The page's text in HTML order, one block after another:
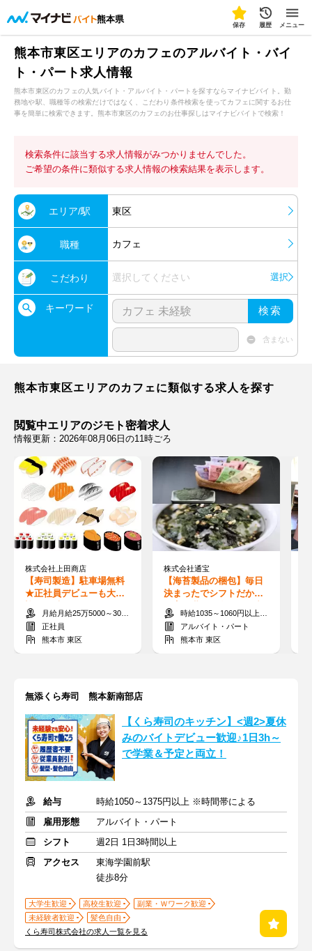
熊本県
保存 履歴 メニュー
熊本市東区エリアのカフェのアルバイト・バイ
ト・パート求人情報
熊本市東区のカフェの人気バイト・アルバイト・パートを探すならマイナビバイト。勤
務地や駅、職種等の検索だけではなく、こだわり条件検索を使ってカフェに関するお仕
事を簡単に検索できます。熊本市東区のカフェのお仕事探しはマイナビバイトで検索！
検索条件に該当する求人情報がみつかりませんでした。
ご希望の条件に類似する求人情報の検索結果を表示します。
エリア/駅 東区
職種 カフェ
こだわり 選択してください 選択
キーワード 検索
含まない
熊本市東区エリアのカフェに類似する求人を探す
閲覧中エリアのジモト密着求人
情報更新：2026年08月06日の11時ごろ
株式会社上田商店
【寿司製造】駐車場無料
★正社員デビューも大歓
迎☆15時には終了◎
月給月給25万5000～30万円+交通費一部支給
正社員
熊本市 東区
株式会社通宝
【海苔製品の梱包】毎日
決まったでシフトだから
子育て世代が多数活躍中♪
時給1035～1060円以上+交通費規定支給
アルバイト・パート
熊本市 東区
無添くら寿司 熊本新南部店
【くら寿司のキッチン】<週2>夏休
みのバイトデビュー歓迎♪1日3h～
で学業＆予定と両立！
給与
時給1050～1375円以上 ※時間帯による
雇用形態
アルバイト・パート
シフト
週2日 1日3時間以上
アクセス
東海学園前駅
徒歩8分
大学生歓迎 高校生歓迎
副業・Ｗワーク歓迎
未経験者歓迎
髪色自由
くら寿司株式会社の求人一覧を見る